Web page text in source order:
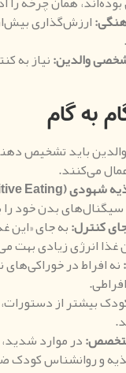
:ارزش‌گذاری
والدین:نیاز به
به گام
والدین باید تشخیص
می‌کنند.
شهودی(
Eating
سیگنال‌های بدن خود
کنترل:به جای «این
غذا انرژی زیادی بهت
:نه افراط در خوراکی‌های
بیشتر از دستورات،
:در موارد
و روانشناس کودک